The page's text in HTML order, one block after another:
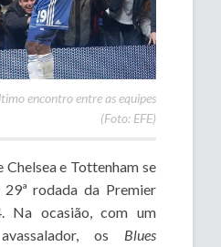
encontro entre as equipes
(Foto: EFE)
Chelsea e Tottenham se
rodada da Premier
Na ocasião, com um
os Blues